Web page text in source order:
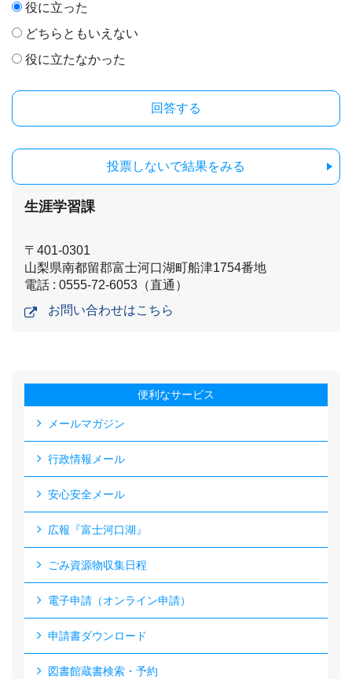
役に立った
どちらともいえない
役に立たなかった
投票しないで結果をみる
生涯学習課
〒401-0301
山梨県南都留郡富士河口湖町船津1754番地
電話 : 0555-72-6053（直通）
お問い合わせはこちら
便利なサービス
メールマガジン
行政情報メール
安心安全メール
広報『富士河口湖』
ごみ資源物収集日程
電子申請（オンライン申請）
申請書ダウンロード
図書館蔵書検索・予約